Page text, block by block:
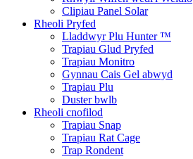
Clipiau Panel Solar
Rheoli Pryfed
Lladdwyr Plu Hunter ™
Trapiau Glud Pryfed
Trapiau Monitro
Gynnau Cais Gel abwyd
Trapiau Plu
Duster bwlb
Rheoli cnofilod
Trapiau Snap
Trapiau Rat Cage
Trap Rondent